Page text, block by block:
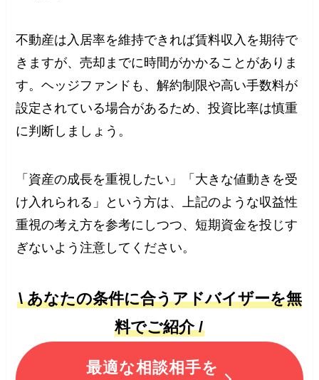
不動産は入居率を維持できれば賃料収入を期待で
きますが、売却までに時間がかかることがありま
す。ヘッジファンドも、解約制限や高い手数料が
設定されている場合があるため、投資比率は慎重
に判断しましょう。
「資産の成長を重視したい」「大きな値動きを受
け入れられる」という方は、上記のような収益性
重視の考え方を参考にしつつ、短期資金を投じす
ぎないよう注意してください。
\ あなたの条件に合うアドバイザーを無
料でご紹介 /
最適な相談相手を